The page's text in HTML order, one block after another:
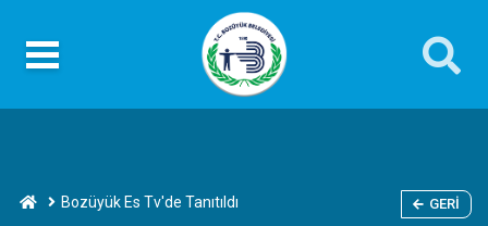
Bozüyük Es Tv'de Tanıtıldı GERI